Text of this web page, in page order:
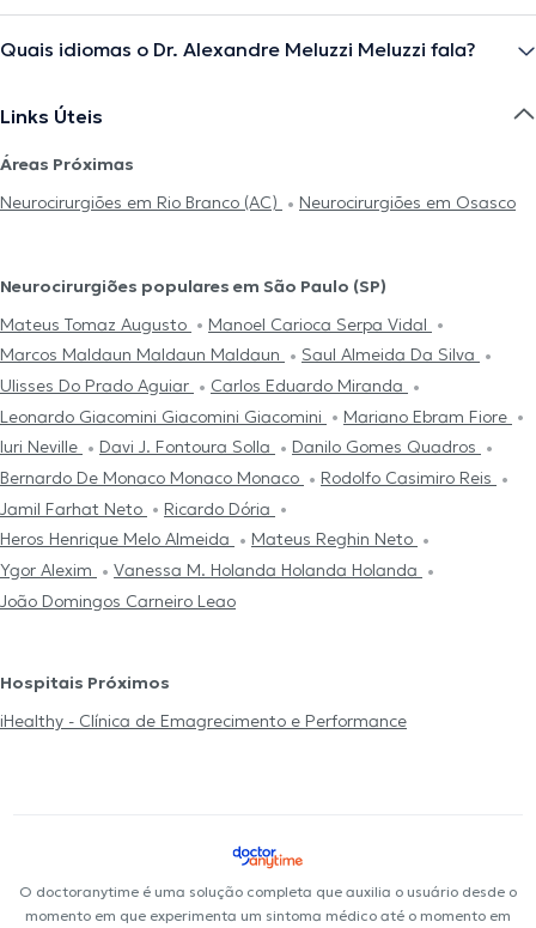
Quais idiomas o Dr. Alexandre Meluzzi Meluzzi fala?
Links Úteis
Áreas Próximas
Neurocirurgiões em Rio Branco (AC)
Neurocirurgiões em Osasco
Neurocirurgiões populares em São Paulo (SP)
Mateus Tomaz Augusto
Manoel Carioca Serpa Vidal
Marcos Maldaun Maldaun Maldaun
Saul Almeida Da Silva
Ulisses Do Prado Aguiar
Carlos Eduardo Miranda
Leonardo Giacomini Giacomini Giacomini
Mariano Ebram Fiore
Iuri Neville
Davi J. Fontoura Solla
Danilo Gomes Quadros
Bernardo De Monaco Monaco Monaco
Rodolfo Casimiro Reis
Jamil Farhat Neto
Ricardo Dória
Heros Henrique Melo Almeida
Mateus Reghin Neto
Ygor Alexim
Vanessa M. Holanda Holanda Holanda
João Domingos Carneiro Leao
Hospitais Próximos
iHealthy - Clínica de Emagrecimento e Performance
O doctoranytime é uma solução completa que auxilia o usuário desde o
momento em que experimenta um sintoma médico até o momento em